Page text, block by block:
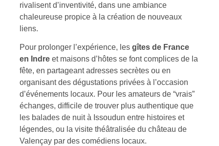
rivalisent d’inventivité, dans une ambiance
chaleureuse propice à la création de nouveaux
liens.
Pour prolonger l’expérience, les gîtes de France
en Indre et maisons d’hôtes se font complices de la
fête, en partageant adresses secrètes ou en
organisant des dégustations privées à l’occasion
d’événements locaux. Pour les amateurs de “vrais”
échanges, difficile de trouver plus authentique que
les balades de nuit à Issoudun entre histoires et
légendes, ou la visite théâtralisée du château de
Valençay par des comédiens locaux.